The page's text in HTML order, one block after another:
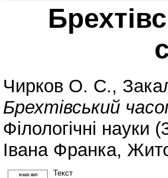
Чирков О. С.,
Брехтівський
Філологічні науки
Івана Франка,
Текст